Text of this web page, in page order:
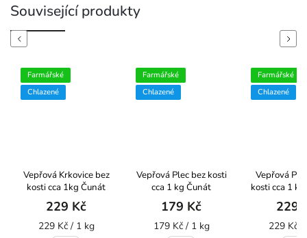
Související produkty
Previous
Farmářské
Chlazené
Vepřová Krkovice bez
kosti cca 1kg Čunát
229 Kč
229 Kč / 1 kg
Farmářské
Chlazené
Vepřová Plec bez kosti
cca 1 kg Čunát
179 Kč
179 Kč / 1 kg
Farmářské
Chlazené
Vepřová
kosti cca 1
229
229 Kč /
Next